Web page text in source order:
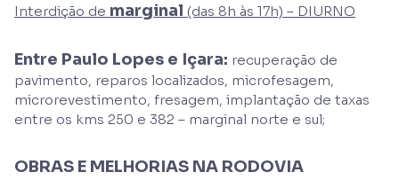
Interdição de marginal (das 8h às 17h) – DIURNO
Entre Paulo Lopes e Içara: recuperação de
pavimento, reparos localizados, microfesagem,
microrevestimento, fresagem, implantação de taxas
entre os kms 250 e 382 – marginal norte e sul;
OBRAS E MELHORIAS NA RODOVIA